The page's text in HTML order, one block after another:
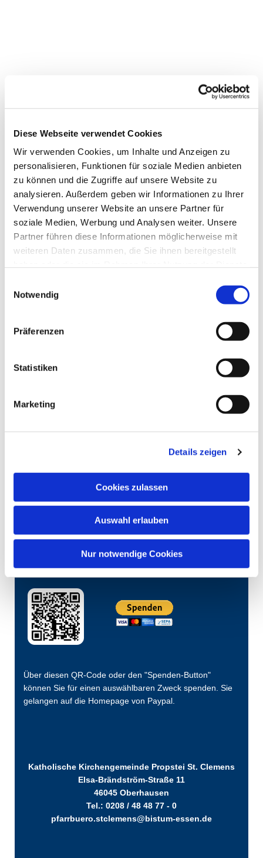
Diese Webseite verwendet Cookies
Wir verwenden Cookies, um Inhalte und Anzeigen zu
personalisieren, Funktionen für soziale Medien anbieten
zu können und die Zugriffe auf unsere Website zu
analysieren. Außerdem geben wir Informationen zu Ihrer
Verwendung unserer Website an unsere Partner für
soziale Medien, Werbung und Analysen weiter. Unsere
Partner führen diese Informationen möglicherweise mit
weiteren Daten zusammen, die Sie ihnen bereitgestellt
Notwendig
Präferenzen
Statistiken
Marketing
Details zeigen
Cookies zulassen
Auswahl erlauben
Nur notwendige Cookies
Dies könnte Sie auch
interessieren
Über diesen QR-Code oder den "Spenden-Button"
können Sie für einen auswählbaren Zweck spenden. Sie
gelangen auf die Homepage von Paypal.
Katholische Kirchengemeinde Propstei St. Clemens
Elsa-Brändström-Straße 11
46045 Oberhausen
Tel.: 0208 / 48 48 77 - 0
pfarrbuero.stclemens@bistum-essen.de